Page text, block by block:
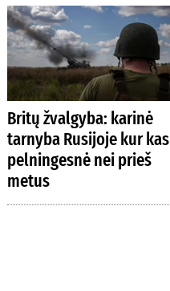
Britų žvalgyba: karinė
tarnyba Rusijoje kur kas
pelningesnė nei prieš
metus